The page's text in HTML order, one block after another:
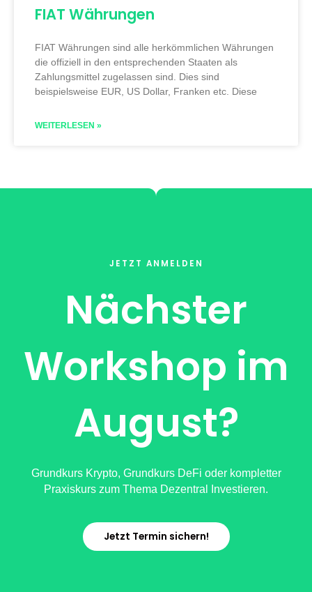
FIAT Währungen
FIAT Währungen sind alle herkömmlichen Währungen
die offiziell in den entsprechenden Staaten als
Zahlungsmittel zugelassen sind. Dies sind
beispielsweise EUR, US Dollar, Franken etc. Diese
WEITERLESEN »
JETZT ANMELDEN
Nächster
Workshop im
August?
Grundkurs Krypto, Grundkurs DeFi oder kompletter
Praxiskurs zum Thema Dezentral Investieren.
Jetzt Termin sichern!